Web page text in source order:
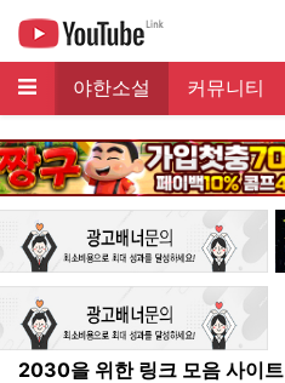
메뉴
음 야한소설 커뮤니티
2030을 위한 링크 모음 사이트